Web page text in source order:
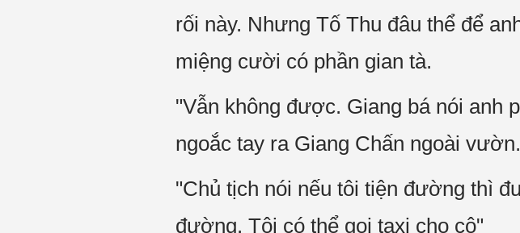
rối này. Nhưng Tố Thu đâu thể để
miệng cười có phần gian tà.
"Vẫn không được. Giang bá nói anh
ngoắc tay ra Giang Chấn ngoài vườn.
"Chủ tịch nói nếu tôi tiện đường thì
đường. Tôi có thể gọi taxi cho cô"